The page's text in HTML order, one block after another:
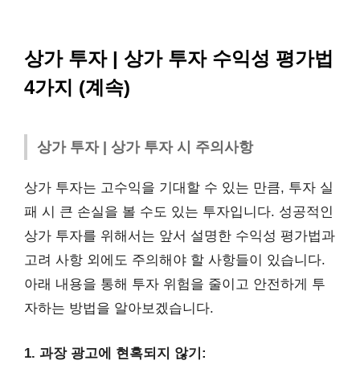
상가 투자 | 상가 투자 수익성 평가법
4가지 (계속)
상가 투자 | 상가 투자 시 주의사항
상가 투자는 고수익을 기대할 수 있는 만큼, 투자 실
패 시 큰 손실을 볼 수도 있는 투자입니다. 성공적인
상가 투자를 위해서는 앞서 설명한 수익성 평가법과
고려 사항 외에도 주의해야 할 사항들이 있습니다.
아래 내용을 통해 투자 위험을 줄이고 안전하게 투
자하는 방법을 알아보겠습니다.
1. 과장 광고에 현혹되지 않기: